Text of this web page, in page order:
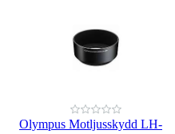
Olympus Motljusskydd LH-